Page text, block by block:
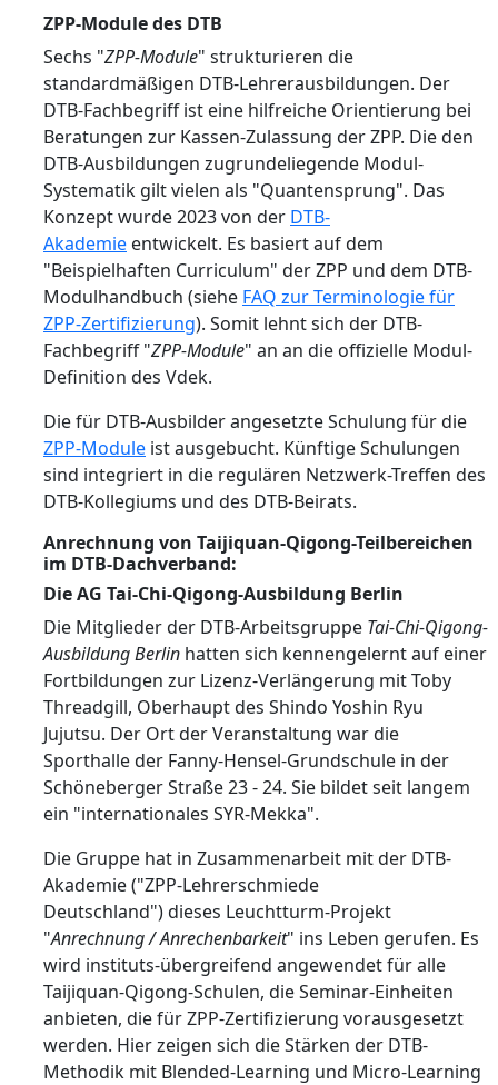
ZPP-Module des DTB
Sechs "ZPP-Module" strukturieren die
standardmäßigen DTB-Lehrerausbildungen. Der
DTB-Fachbegriff ist eine hilfreiche Orientierung bei
Beratungen zur Kassen-Zulassung der ZPP. Die den
DTB-Ausbildungen zugrundeliegende Modul-
Systematik gilt vielen als "Quantensprung". Das
Konzept wurde 2023 von der DTB-
Akademie entwickelt. Es basiert auf dem
"Beispielhaften Curriculum" der ZPP und dem DTB-
Modulhandbuch (siehe FAQ zur Terminologie für
ZPP-Zertifizierung). Somit lehnt sich der DTB-
Fachbegriff "ZPP-Module" an an die offizielle Modul-
Definition des Vdek.
Die für DTB-Ausbilder angesetzte Schulung für die
ZPP-Module ist ausgebucht. Künftige Schulungen
sind integriert in die regulären Netzwerk-Treffen des
DTB-Kollegiums und des DTB-Beirats.
Anrechnung von Taijiquan-Qigong-Teilbereichen
im DTB-Dachverband:
Die AG Tai-Chi-Qigong-Ausbildung Berlin
Die Mitglieder der DTB-Arbeitsgruppe Tai-Chi-Qigong-
Ausbildung Berlin hatten sich kennengelernt auf einer
Fortbildungen zur Lizenz-Verlängerung mit Toby
Threadgill, Oberhaupt des Shindo Yoshin Ryu
Jujutsu. Der Ort der Veranstaltung war die
Sporthalle der Fanny-Hensel-Grundschule in der
Schöneberger Straße 23 - 24. Sie bildet seit langem
ein "internationales SYR-Mekka".
Die Gruppe hat in Zusammenarbeit mit der DTB-
Akademie ("ZPP-Lehrerschmiede
Deutschland")dieses Leuchtturm-Projekt
"Anrechnung / Anrechenbarkeit" ins Leben gerufen. Es
wird instituts-übergreifend angewendet für alle
Taijiquan-Qigong-Schulen, die Seminar-Einheiten
anbieten, die für ZPP-Zertifizierung vorausgesetzt
werden. Hier zeigen sich die Stärken der DTB-
Methodik mit Blended-Learning und Micro-Learning